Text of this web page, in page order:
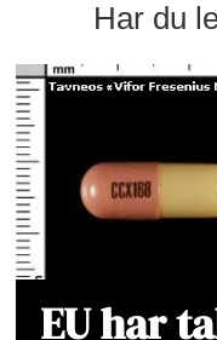
Har du
EU har